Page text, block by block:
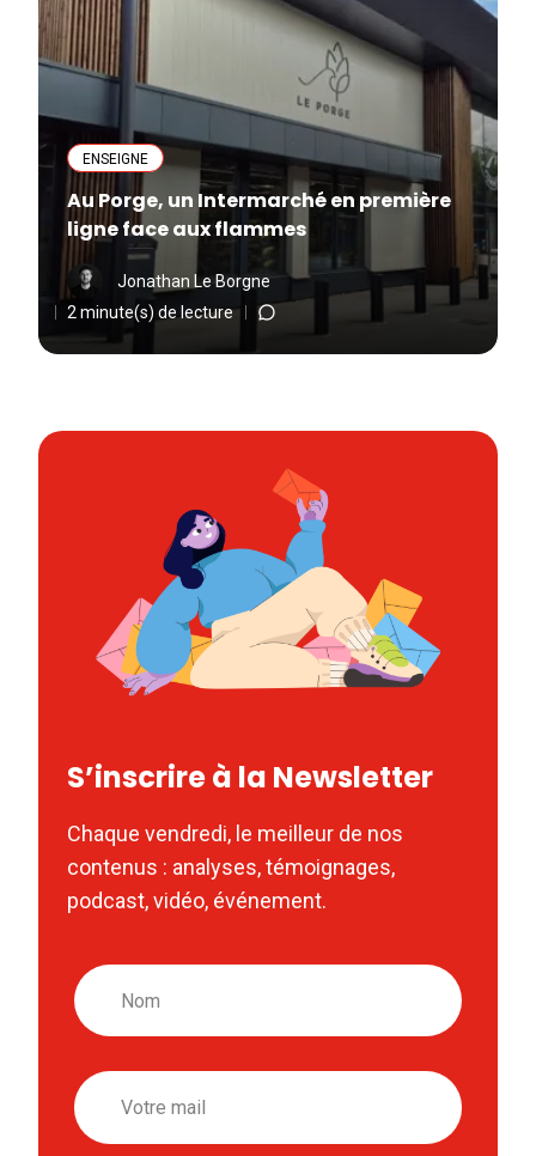
ENSEIGNE
Au Porge, un Intermarché en première
ligne face aux flammes
Jonathan Le Borgne
2 minute(s) de lecture
S’inscrire à la Newsletter
Chaque vendredi, le meilleur de nos
contenus : analyses, témoignages,
podcast, vidéo, événement.
Nom
Email